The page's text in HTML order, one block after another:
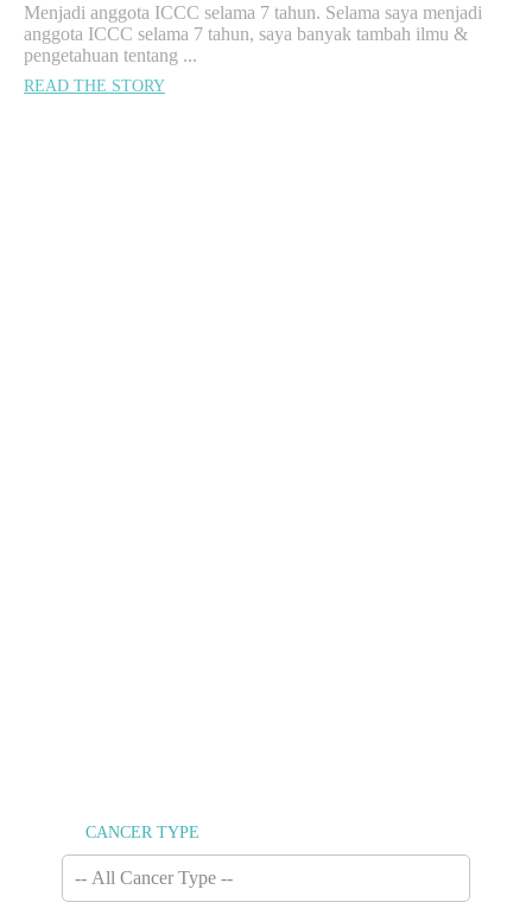
Menjadi anggota ICCC selama 7 tahun. Selama saya menjadi
anggota ICCC selama 7 tahun, saya banyak tambah ilmu &
pengetahuan tentang ...
READ THE STORY
CANCER TYPE